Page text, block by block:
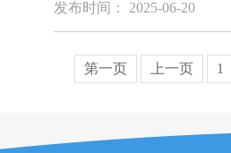
发布时间： 2025-06-20
第一页 上一页 1